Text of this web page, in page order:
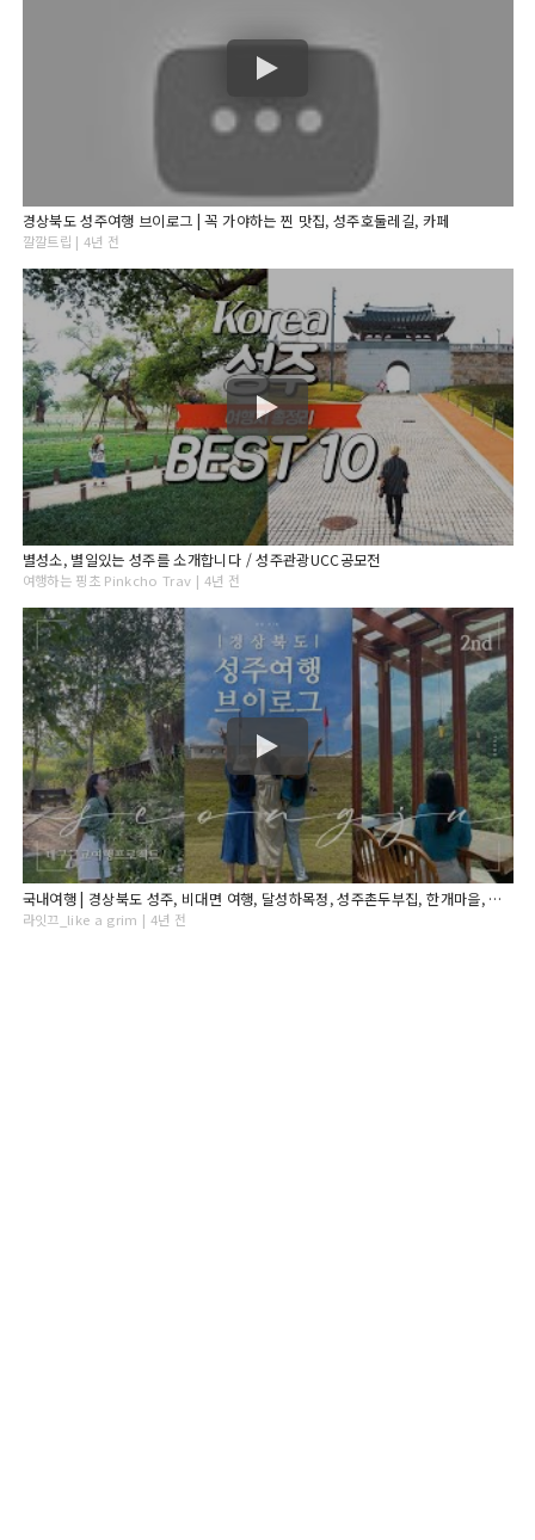
경상북도 성주여행 브이로그 | 꼭 가야하는 찐 맛집, 성주호둘레길, 카페
깔깔트립 | 4년 전
별성소, 별일있는 성주를 소개합니다 / 성주관광UCC공모전
여행하는 핑초 Pinkcho Trav | 4년 전
국내여행 | 경상북도 성주, 비대면 여행, 달성하목정, 성주촌두부집, 한개마을, 앤의정원, 카페 리베볼, 성주역사테마공원
라잇끄_like a grim | 4년 전